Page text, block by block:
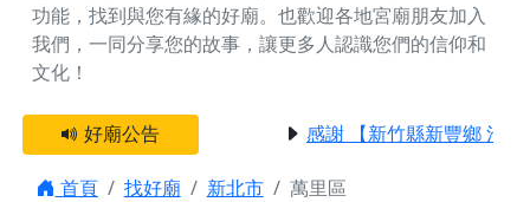
功能，找到與您有緣的好廟。 也歡迎各地宮廟朋友加入
我們，一同分享您的故事，讓更多人認識您們的信仰和
文化！
好廟公告 感謝 【新竹縣新豐鄉 池
首頁 找好廟 新北市
萬里區